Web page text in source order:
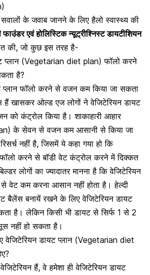
के जवाब जानने के लिए हैलो स्वास्थ्य की
एवं होलिस्टिक न्यूट्रीश्निस्ट डायटीशियन
की, जो कुछ इस तरह है-
प्लान (Vegetarian diet plan) फॉलो करने
है?
प्लान फॉलो करने से वजन कम किया जा सकता
खासकर ओल्ड एज लोगों ने वेजिटेरियन डायट
को कंट्रोल किया है। शाकाहारी आहार
के सेवन से वजन कम आसानी से किया जा
नहीं है, जिसमें ये कहा गया हो कि
फॉलो करने से बॉडी वेट कंट्रोल करने में दिक्कत
लोगों का ज्यादातर मानना है कि वेजिटेरियन
वेट कम करना आसान नहीं होता है। हेल्दी
बैलेंस बनायें रखने के लिए वेजिटेरियन डायट
है। लेकिन किसी भी डायट से सिर्फ 1 से 2
नहीं हो सकता है।
वेजिटेरियन डायट प्लान (Vegetarian diet
हैं, वे हमेशा ही वेजिटेरियन डायट